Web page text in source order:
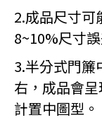
2.成品尺寸可
8~10%尺寸
3.半分式門簾
右，成品會
計置中圖型。